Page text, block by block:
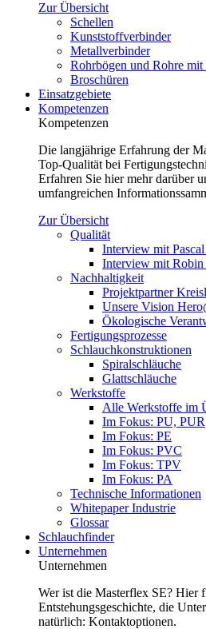
Zur Übersicht
Schellen
Kunststoffverbinder
Metallverbinder
Rohrbögen und Rohre
Broschüren
Einsatzgebiete
Kompetenzen
Kompetenzen
Die langjährige Erfahrung der
Top-Qualität bei
Erfahren Sie hier mehr darüber
umfangreichen
Zur Übersicht
Qualität
Interview mit
Interview mit Robin
Nachhaltigkeit
Projektpartner
Unsere Vision
Ökologische
Fertigungsprozesse
Schlauchkonstruktionen
Spiralschläuche
Glattschläuche
Werkstoffe
Alle Werkstoffe im
Im Fokus: PU, PUR
Im Fokus: PE
Im Fokus: PVC
Im Fokus: TPV
Im Fokus: PA
Technische Informationen
Whitepaper Industrie
Glossar
Schlauchfinder
Unternehmen
Unternehmen
Wer ist die Masterflex SE? Hier
Entstehungsgeschichte, die
natürlich: Kontaktoptionen.